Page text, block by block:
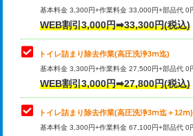
基本料金 3,300円+作業料金 33,000円+部品代 0
WEB割引3,000円➡33,300円(税込)
トイレ詰まり除去作業(高圧洗浄3ⅿ迄)
基本料金 3,300円+作業料金 27,500円+部品代 0
WEB割引3,000円➡27,800円(税込)
トイレ詰まり除去作業(高圧洗浄3ⅿ迄＋12ⅿ)
基本料金 3,300円+作業料金 67,100円+部品代 0